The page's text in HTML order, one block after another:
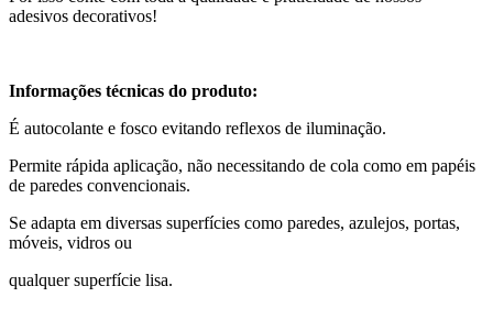
adesivos decorativos!
Informações técnicas do produto:
É autocolante e fosco evitando reflexos de iluminação.
Permite rápida aplicação, não necessitando de cola como em papéis
de paredes convencionais.
Se adapta em diversas superfícies como paredes, azulejos, portas,
móveis, vidros ou
qualquer superfície lisa.